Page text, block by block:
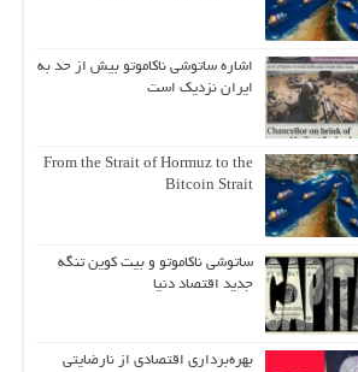
اشاره ساتوشی ناکاموتو بیش از حد به
ایران نزدیک است
From the Strait of Hormuz to the
Bitcoin Strait
ساتوشی ناکاموتو و بیت کوین تنگه
جدید اقتصاد دنیا
بهره‌برداری اقتصادی از نارضایتی